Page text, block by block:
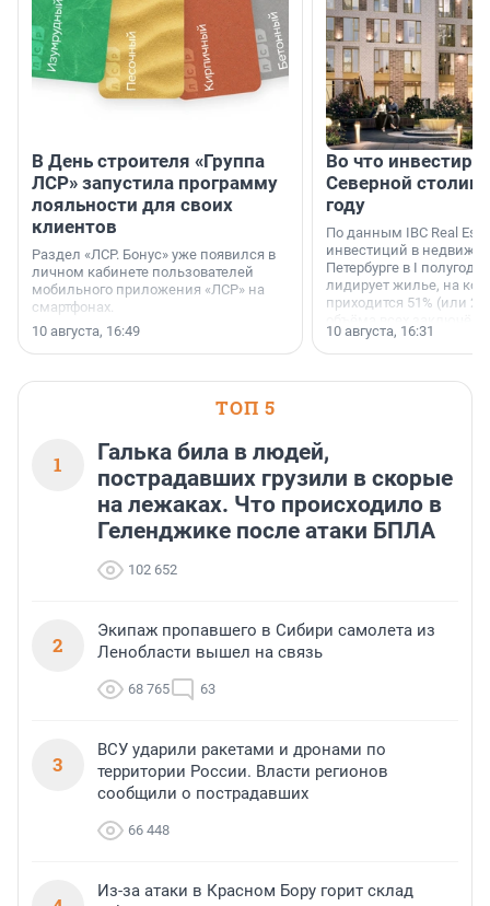
В День строителя «Группа
ЛСР» запустила программу
лояльности для своих
клиентов
Раздел «ЛСР. Бонус» уже появился в
личном кабинете пользователей
мобильного приложения «ЛСР» на
смартфонах.
10 августа, 16:49
Во что
Северной
году
По данным IBC Real
инвестиций в
Петербурге в I
лидирует жилье, на
приходится 51% (или
10 августа, 16:31
ТОП 5
1
Галька била в людей,
пострадавших грузили в скорые
на лежаках. Что происходило в
Геленджике после атаки БПЛА
102 652
2
Экипаж пропавшего в Сибири самолета из
Ленобласти вышел на связь
68 765 63
3
ВСУ ударили ракетами и дронами по
территории России. Власти регионов
сообщили о пострадавших
66 448
Из-за атаки в Красном Бору горит склад